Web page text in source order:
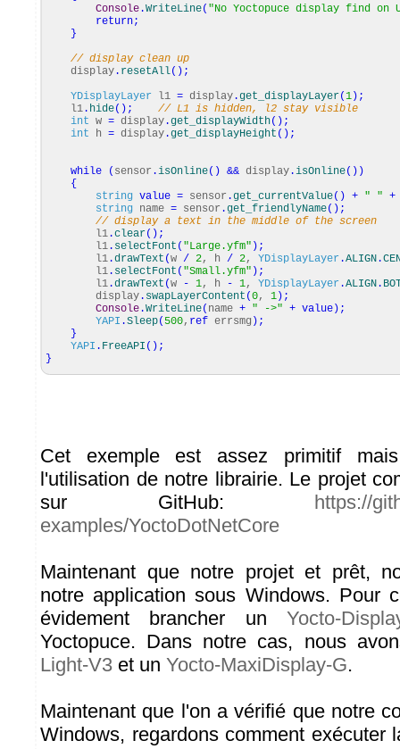
Console .WriteLine( "No Yoctopuce display find on
return;
}
// display clean up
display . resetAll( ) ;
YDisplayLayer l1 = display .get_displayLayer(1 ) ;
l1 . hide( ) ;
// L1 is hidden, l2 stay visible
int w = display .get_displayWidth( ) ;
int h = display .get_displayHeight ( ) ;
while ( sensor .isOnline( ) && display .isOnline( ) )
{
string value = sensor .get_currentValue( ) + " " +
string name = sensor .get_friendlyName( ) ;
// display a text in the middle of the screen
l1 .clear( ) ;
l1 . selectFont ( "Large.yfm" ) ;
l1 .drawText (w / 2, h / 2, YDisplayLayer .ALIGN .
l1 . selectFont ( "Small.yfm" ) ;
l1 .drawText (w - 1, h - 1, YDisplayLayer .ALIGN .
display . swapLayerContent (0, 1 ) ;
Console .WriteLine( name + " ->" + value ) ;
YAPI .Sleep( 500, ref errsmg ) ;
}
YAPI . FreeAPI ( ) ;
}
Cet exemple est assez primitif mais
l'utilisation de notre librairie. Le projet
sur GitHub: https://
examples/YoctoDotNetCore
Maintenant que notre projet et prêt,
notre application sous Windows. Pour
évidement brancher un Yocto-
Yoctopuce. Dans notre cas, nous
Light-V3 et un Yocto-MaxiDisplay-G.
Maintenant que l'on a vérifié que notre
Windows, regardons comment exécuter